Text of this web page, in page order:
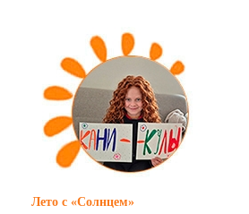
Лето с «Солнцем»